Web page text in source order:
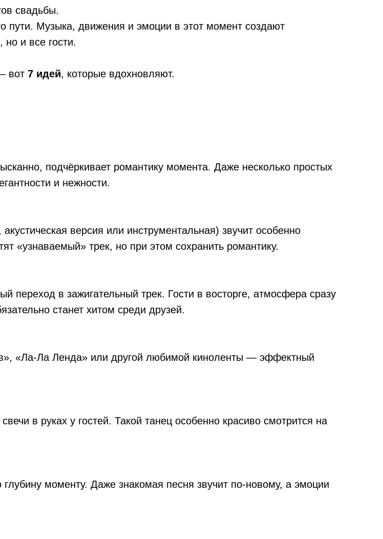
свадьбы.
пути. Музыка, движения и эмоции в этот момент создают
и все гости.
вот 7 идей, которые вдохновляют.
подчёркивает романтику момента. Даже несколько простых
и нежности.
версия или инструментальная) звучит особенно
«узнаваемый» трек, но при этом сохранить романтику.
в зажигательный трек. Гости в восторге, атмосфера сразу
станет хитом среди друзей.
«Ла-Ла Ленда» или другой любимой киноленты — эффектный
в руках у гостей. Такой танец особенно красиво смотрится на
моменту. Даже знакомая песня звучит по-новому, а эмоции